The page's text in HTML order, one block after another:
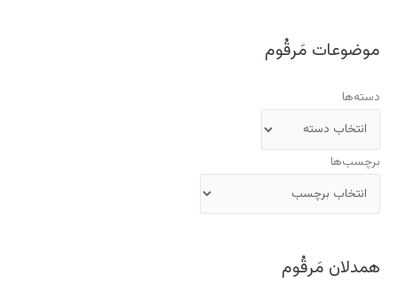
موضوعات مَرقُوم
دسته‌ها
برچسب‌ها
همدلان مَرقُوم